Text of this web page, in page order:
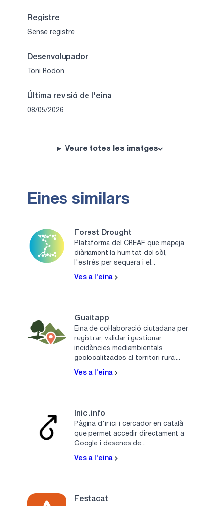
Registre
Sense registre
Desenvolupador
Toni Rodon
Última revisió de l'eina
08/05/2026
Veure totes les imatges
Eines similars
Forest Drought
Plataforma del CREAF que mapeja
diàriament la humitat del sòl,
l'estrès per sequera i el...
Ves a l'eina
Guaitapp
Eina de col·laboració ciutadana per
registrar, validar i gestionar
incidències mediambientals
geolocalitzades al territori rural...
Ves a l'eina
Inici.info
Pàgina d'inici i cercador en català
que permet accedir directament a
Google i desenes de...
Ves a l'eina
Festacat